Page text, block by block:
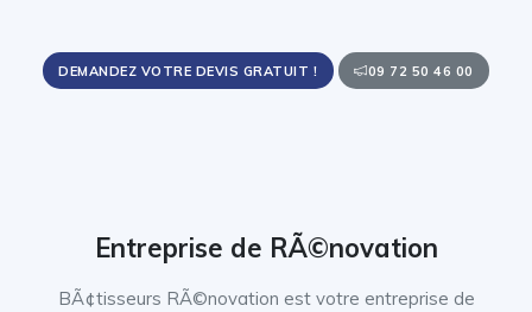
DEMANDEZ VOTRE DEVIS GRATUIT ! 09 72 50 46 00
Entreprise de RÃ©novation
BÃ¢tisseurs RÃ©novation est votre entreprise de